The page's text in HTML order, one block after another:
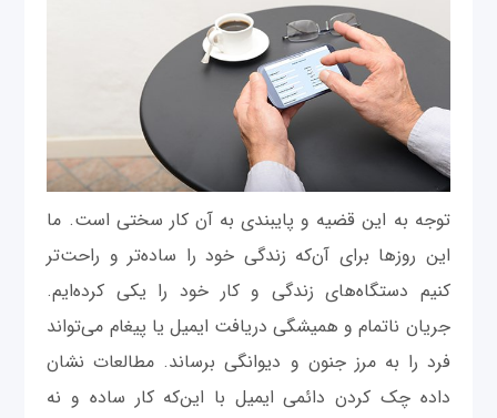
توجه به این قضیه و پایبندی به آن کار سختی است. ما
این روزها برای آن‌که زندگی خود را ساده‌تر و راحت‌تر
کنیم دستگاه‌های زندگی و کار خود را یکی کرده‌ایم.
جریان ناتمام و همیشگی دریافت ایمیل یا پیغام می‌تواند
فرد را به مرز جنون و دیوانگی برساند. مطالعات نشان
داده چک کردن دائمی ایمیل با این‌که کار ساده و نه